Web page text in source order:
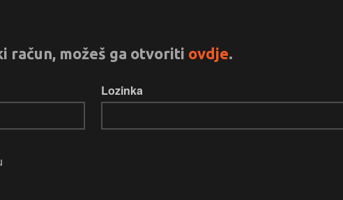
račun, možeš ga otvoriti ovdje.
Lozinka